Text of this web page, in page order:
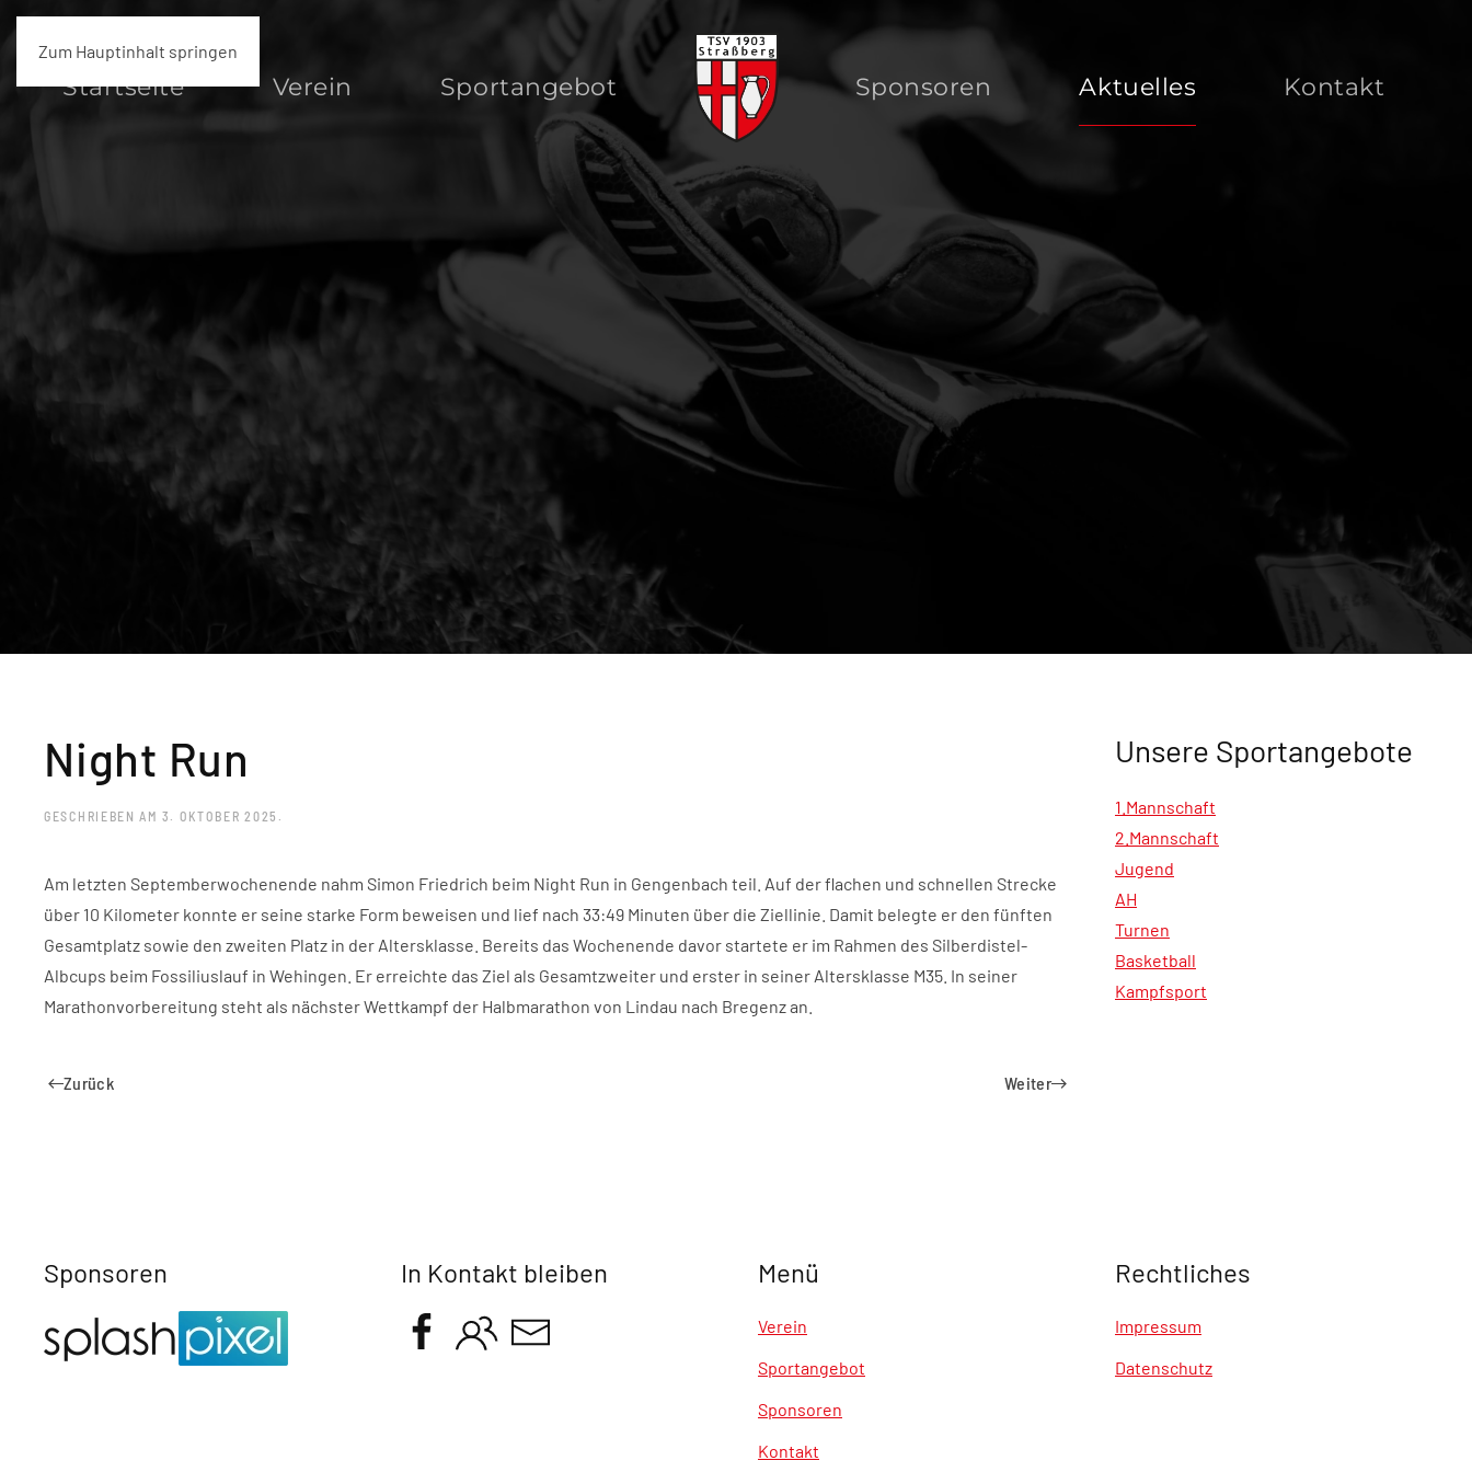
Zum Hauptinhalt springen
Startseite Verein Sportangebot Sponsoren Aktuelles Kontakt
Night Run
GESCHRIEBEN AM 3. OKTOBER 2025 .
Am letzten Septemberwochenende nahm Simon Friedrich beim Night Run in Gengenbach teil. Auf der flachen und schnellen Strecke
über 10 Kilometer konnte er seine starke Form beweisen und lief nach 33:49 Minuten über die Ziellinie. Damit belegte er den fünften
Gesamtplatz sowie den zweiten Platz in der Altersklasse. Bereits das Wochenende davor startete er im Rahmen des Silberdistel-
Albcups beim Fossiliuslauf in Wehingen. Er erreichte das Ziel als Gesamtzweiter und erster in seiner Altersklasse M35. In seiner
Marathonvorbereitung steht als nächster Wettkampf der Halbmarathon von Lindau nach Bregenz an.
Zurück Weiter
Unsere Sportangebote
1.Mannschaft
2.Mannschaft
Jugend
AH
Turnen
Basketball
Kampfsport
Sponsoren In Kontakt bleiben Menü
Verein
Sportangebot
Sponsoren
Kontakt
Rechtliches
Impressum
Datenschutz